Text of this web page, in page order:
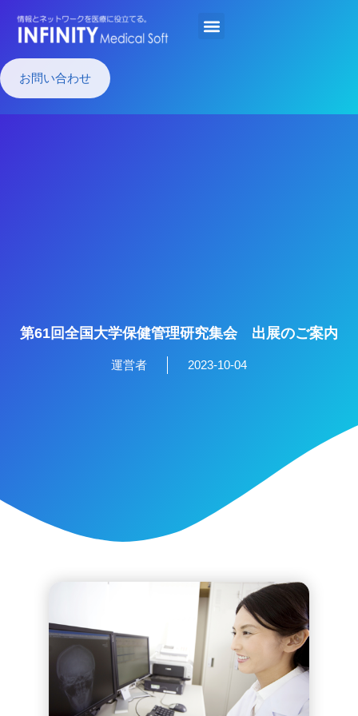
お問い合わせ
第61回全国大学保健管理研究集会 出展のご案内
運営者 2023-10-04